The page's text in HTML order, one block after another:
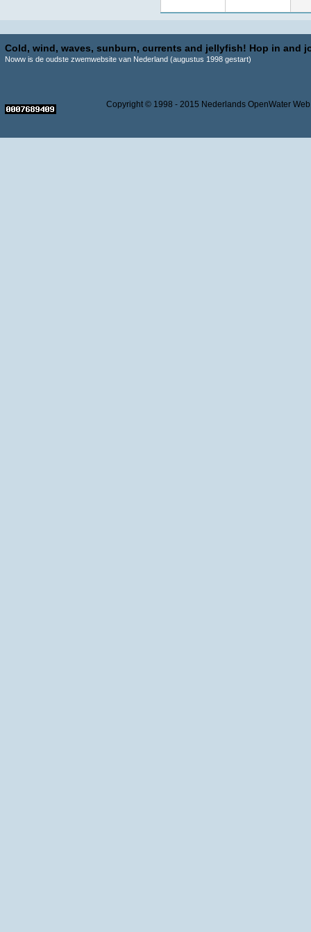
Cold, wind, waves, sunburn, currents and jellyfish! Hop in and
Noww is de oudste zwemwebsite van Nederland (augustus 1998 gestart)
Copyright © 1998 - 2015 Nederlands OpenWater